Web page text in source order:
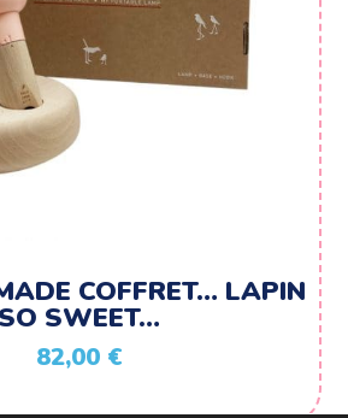
COFFRET… LAPIN
SO SWEET…
82,00 €